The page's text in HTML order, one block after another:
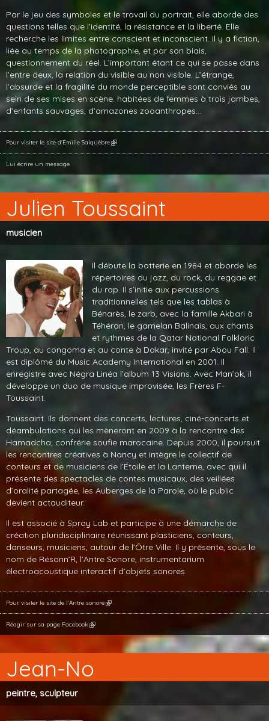
Par le jeu des symboles et le travail du portrait, elle aborde des
questions telles que l’identité, la résistance et la liberté. Elle
recherche les limites entre conscient et inconscient. Il y a fiction,
liée au temps de la photographie, et par son biais,
questionnement du réel. L’important étant ce qui se passe dans
l’entre deux, la relation du visible au non visible. L’étrange,
l’absurde et la fragilité du monde perceptible sont conviés au
sein de ses mises en scène. habitées de femmes à trois jambes,
d’enfants sauvages, d’amazones zooanthropes…
Pour visiter le site d'Émilie Salquèbre
Lui écrire un message
Julien Toussaint
musicien
Il débute la batterie en 1984 et aborde les
répertoires du jazz, du rock, du reggae et
du rap. Il s’initie aux percussions
traditionnelles tels que les tablas à
Bénarès, le zarb, avec la famille Akbari à
Téhéran, le gamelan Balinais, aux chants
et rythmes de la Qatar National Folkloric
Troup, au congoma et au conte à Dakar, invité par Abou Fall. Il
est diplômé du Music Academy International en 2001. Il
enregistre avec Négra Linéa l’album 13 Visions. Avec Man’ok, il
développe un duo de musique improvisée, les Frères F-
Toussaint.
Toussaint. Ils donnent des concerts, lectures, ciné-concerts et
déambulations qui les mèneront en 2009 à la rencontre des
Hamadcha, confrérie soufie marocaine. Depuis 2000, il poursuit
les rencontres créatives à Nancy et intègre le collectif de
conteurs et de musiciens de l’Étoile et la Lanterne, avec qui il
présente des spectacles de contes musicaux, des veillées
d’oralité partagée, les Auberges de la Parole, où le public
devient actauditeur.
Il est associé à Spray Lab et participe à une démarche de
création pluridisciplinaire réunissant plasticiens, conteurs,
danseurs, musiciens, autour de l’Ôtre Ville. Il y présente, sous le
nom de Résonn’R, l’Antre Sonore, instrumentarium
électroacoustique interactif d’objets sonores.
Pour visiter le site de l'Antre sonore
Réagir sur sa page Facebook
Jean-No
peintre, sculpteur